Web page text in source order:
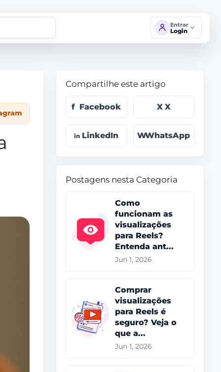
Entrar
Login
Compartilhe este artigo
Facebook X
LinkedIn WhatsApp
Postagens nesta Categoria
Como
funcionam as
visualizações
para Reels?
Entenda ant...
Jun 1, 2026
Comprar
visualizações
para Reels é
seguro? Veja o
que a...
Jun 1, 2026